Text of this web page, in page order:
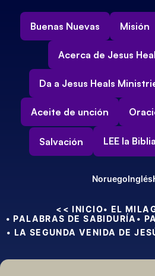
Buenas Nuevas Misión
Acerca de Jesus
Da a Jesus Heals
Aceite de unción
Salvación LEE la
NoruegoInglés
<< INICIO• EL
• PALABRAS DE SABIDURÍA •
• LA SEGUNDA VENIDA DE